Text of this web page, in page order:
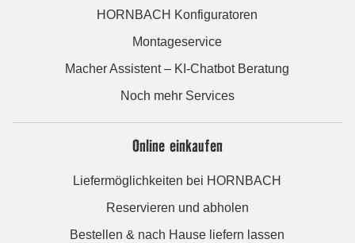
HORNBACH Konfiguratoren
Montageservice
Macher Assistent – KI-Chatbot Beratung
Noch mehr Services
Online einkaufen
Liefermöglichkeiten bei HORNBACH
Reservieren und abholen
Bestellen & nach Hause liefern lassen